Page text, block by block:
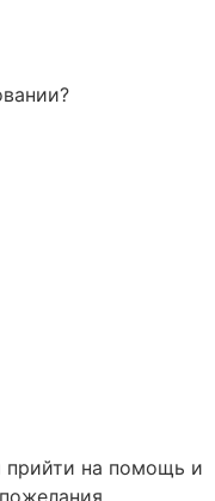
прийти на помощь и